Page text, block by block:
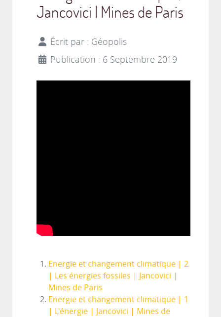
Jancovici | Mines de Paris
Écrit par : Géopolis
Publication : 6 Septembre 2019
Energie et changement climatique | 2
| Les énergies fossiles | Jancovici |
Mines de Paris
Energie et changement climatique | 1
| L'énergie | Jancovici | Mines de